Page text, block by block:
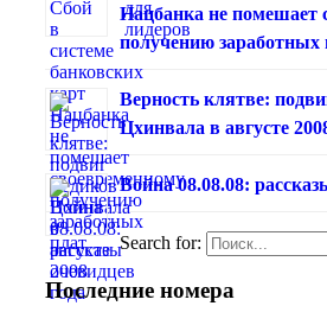
Нацбанка не помешает
получению заработных
Верность клятве:
Цхинвала в августе
Война 08.08.08:
Search for:
Последние номера